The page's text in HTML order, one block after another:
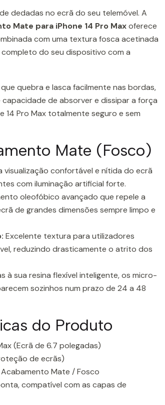
dedadas no ecrã do seu telemóvel. A
Mate para iPhone 14 Pro Maxoferece
com uma textura fosca acetinada
do seu dispositivo com a
quebra e lasca facilmente nas bordas,
de absorver e dissipar a força
14 Pro Max totalmente seguro e sem
Mate (Fosco)
visualização confortável e nítida do ecrã
com iluminação artificial forte.
oleofóbico avançado que repele a
de grandes dimensões sempre limpo e
Excelente textura para utilizadores
reduzindo drasticamente o atrito dos
à sua resina flexível inteligente, os micro-
sozinhos num prazo de 24 a 48
do Produto
(Ecrã de 6.7 polegadas)
de ecrãs)
Mate / Fosco
compatível com as capas de